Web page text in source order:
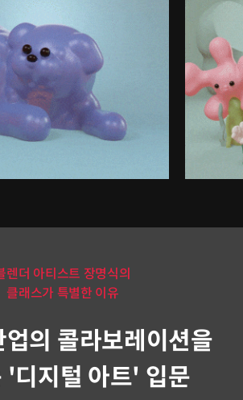
렌더 아티스트 장명식의
클래스가 특별한 이유
업의 콜라보레이션을
'디지털 아트' 입문